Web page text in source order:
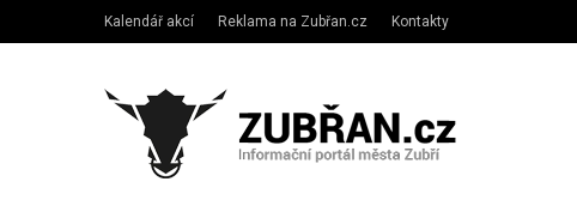
Kalendář akcí Reklama na Zubřan.cz Kontakty